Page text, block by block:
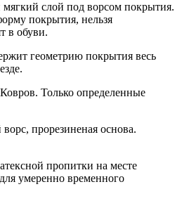
слой под ворсом покрытия.
покрытия, нельзя
в обуви.
геометрию покрытия весь
Только определенные
прорезиненая основа.
пропитки на месте
умеренно временного